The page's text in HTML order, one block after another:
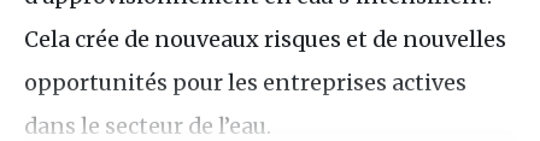
Cela crée de nouveaux risques et de nouvelles
opportunités pour les entreprises actives
dans le secteur de l’eau.